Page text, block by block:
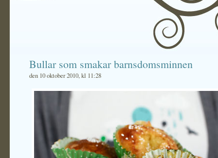
Bullar som smakar barnsdomsminnen
den 10 oktober 2010, kl 11:28